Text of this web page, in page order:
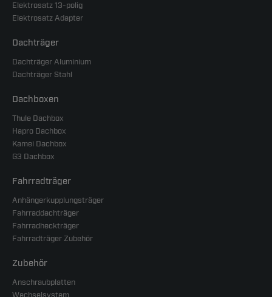
Elektrosatz 13-polig
Elektrosatz Adapter
Dachträger
Dachträger Aluminium
Dachträger Stahl
Dachboxen
Thule Dachbox
Hapro Dachbox
Kamei Dachbox
G3 Dachbox
Fahrradträger
Anhängerkupplungsträger
Fahrraddachträger
Fahrradheckträger
Fahrradträger Zubehör
Zubehör
Anschraubplatten